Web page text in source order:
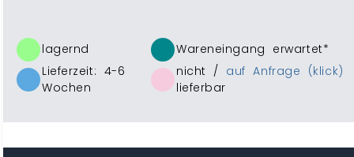
lagernd
Wareneingang erwartet*
Lieferzeit: 4-6
Wochen
nicht / auf Anfrage (klick)
lieferbar